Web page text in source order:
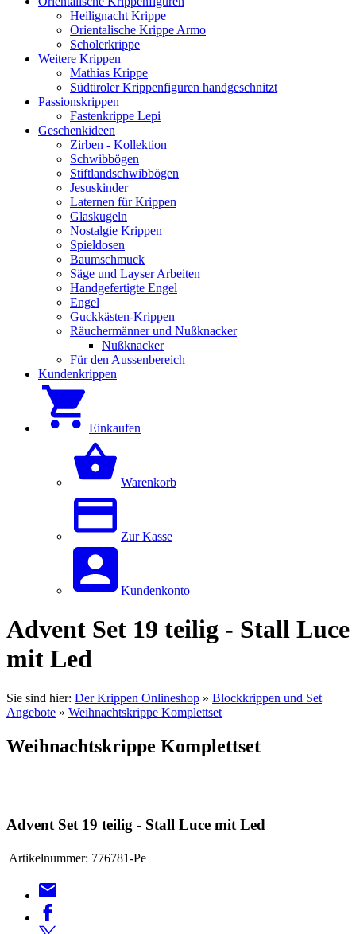
Heilignacht Krippe
Orientalische Krippe Armo
Scholerkrippe
Weitere Krippen
Mathias Krippe
Südtiroler Krippenfiguren handgeschnitzt
Passionskrippen
Fastenkrippe Lepi
Geschenkideen
Zirben - Kollektion
Schwibbögen
Stiftlandschwibbögen
Jesuskinder
Laternen für Krippen
Glaskugeln
Nostalgie Krippen
Spieldosen
Baumschmuck
Säge und Layser Arbeiten
Handgefertigte Engel
Engel
Guckkästen-Krippen
Räuchermänner und Nußknacker
Nußknacker
Für den Aussenbereich
Kundenkrippen
Einkaufen
Warenkorb
Zur Kasse
Kundenkonto
Advent Set 19 teilig - Stall Luce
mit Led
Sie sind hier: Der Krippen Onlineshop » Blockkrippen und Set
Angebote » Weihnachtskrippe Komplettset
Weihnachtskrippe Komplettset
Advent Set 19 teilig - Stall Luce mit Led
Artikelnummer: 776781-Pe